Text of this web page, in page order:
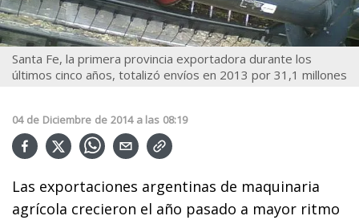
Santa Fe, la primera provincia exportadora durante los
últimos cinco años, totalizó envíos en 2013 por 31,1 millones
04 de Diciembre de 2014 a las 08:19
Las exportaciones argentinas de maquinaria
agrícola crecieron el año pasado a mayor ritmo